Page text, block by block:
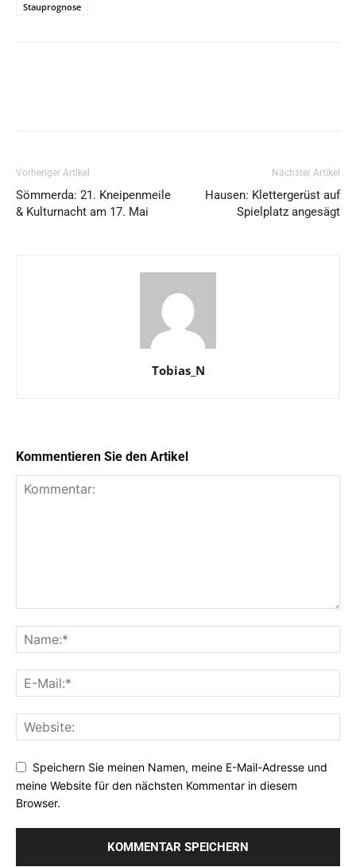
Stauprognose
Vorheriger Artikel
Sömmerda: 21. Kneipenmeile
& Kulturnacht am 17. Mai
Nächster Artikel
Hausen: Klettergerüst auf
Spielplatz angesägt
Tobias_N
Kommentieren Sie den Artikel
Speichern Sie meinen Namen, meine E-Mail-Adresse und
meine Website für den nächsten Kommentar in diesem
Browser.